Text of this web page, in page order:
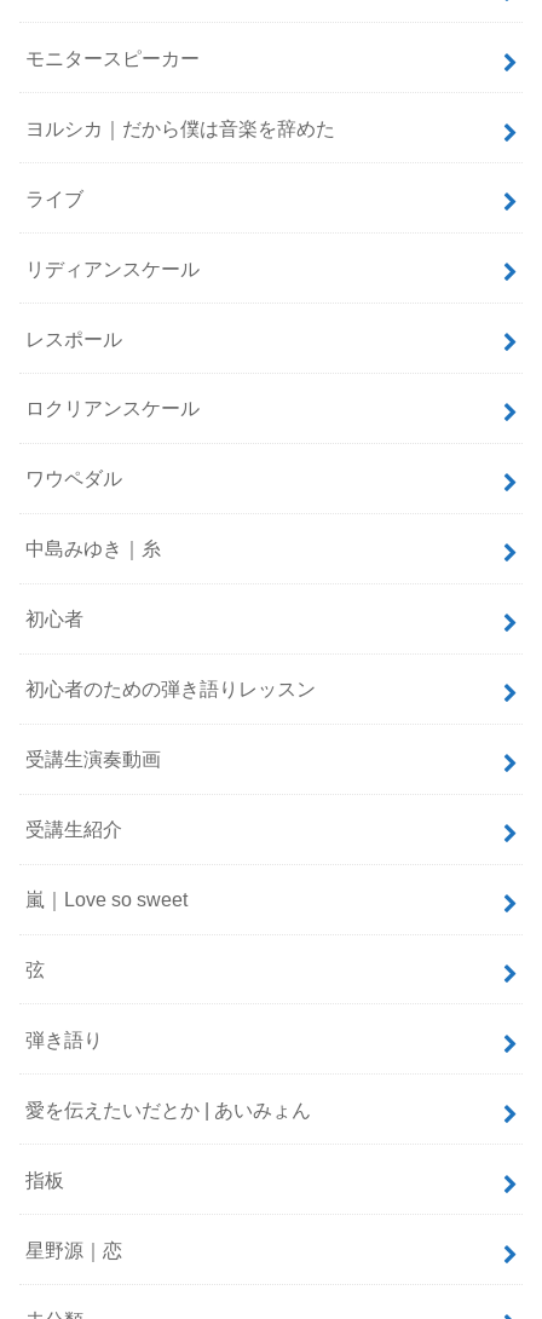
モニタースピーカー
ヨルシカ｜だから僕は音楽を辞めた
ライブ
リディアンスケール
レスポール
ロクリアンスケール
ワウペダル
中島みゆき｜糸
初心者
初心者のための弾き語りレッスン
受講生演奏動画
受講生紹介
嵐｜Love so sweet
弦
弾き語り
愛を伝えたいだとか | あいみょん
指板
星野源｜恋